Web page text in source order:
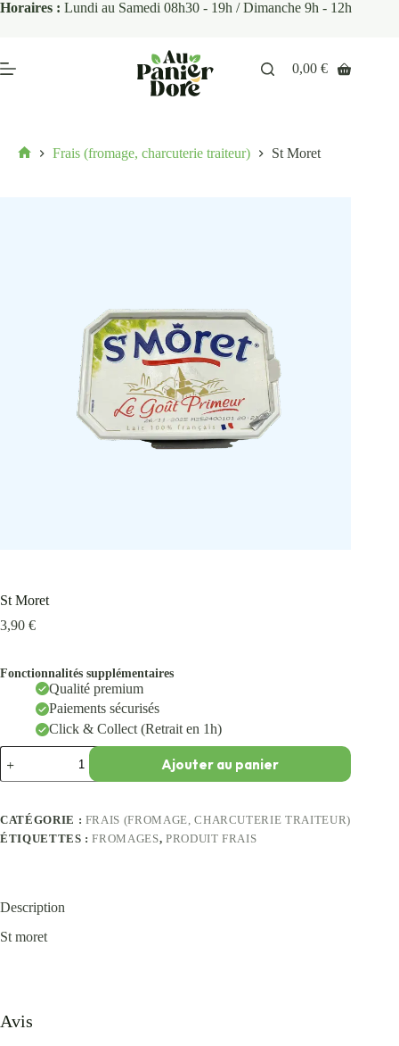
Horaires : Lundi au Samedi 08h30 - 19h / Dimanche 9h - 12h
0,00€
Frais (fromage, charcuterie traiteur) St Moret
St Moret
3,90 €
Fonctionnalités supplémentaires
Qualité premium
Paiements sécurisés
Click & Collect (Retrait en 1h)
Ajouter au panier
CATÉGORIE : FRAIS (FROMAGE, CHARCUTERIE TRAITEUR)
ÉTIQUETTES :FROMAGES, PRODUIT FRAIS
Description
St moret
Avis